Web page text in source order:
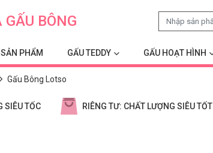
BÔNG
PHẨM GẤU TEDDY GẤU HOẠT HÌNH
Gấu Bông Lotso
SIÊU TỐC RIÊNG TƯ: CHẤT LƯỢNG SIÊU TỐT